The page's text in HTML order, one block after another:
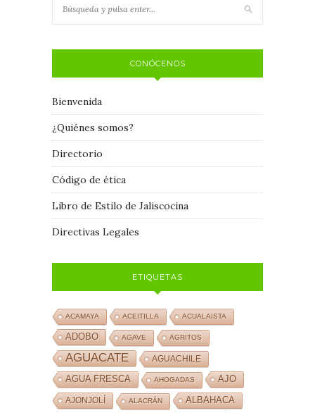
CONÓCENOS
Bienvenida
¿Quiénes somos?
Directorio
Código de ética
Libro de Estilo de Jaliscocina
Directivas Legales
ETIQUETAS
ACAMAYA ACEITILLA ACUALAISTA
ADOBO AGAVE AGRITOS
AGUACATE AGUACHILE
AGUA FRESCA AHOGADAS AJO
AJONJOLÍ ALACRÁN ALBAHACA